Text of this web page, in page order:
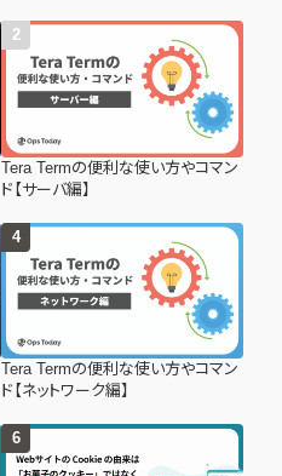
Tera Termの便利な使い方やコマン
ド【サーバ編】
Tera Termの便利な使い方やコマン
ド【ネットワーク編】